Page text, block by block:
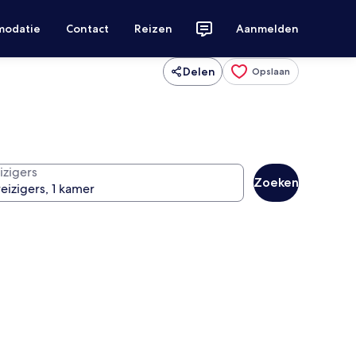
Contact Reizen Aanmelden
Delen Opslaan
Zoeken